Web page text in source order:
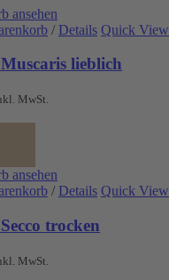
ansehen
/ Details Quick View
lieblich
MwSt.
ansehen
/ Details Quick View
trocken
MwSt.